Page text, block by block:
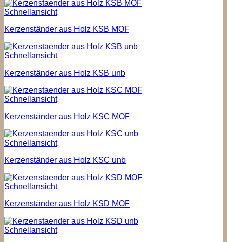
Schnellansicht
Kerzenständer aus Holz KSB MOF
Schnellansicht
Kerzenständer aus Holz KSB unb
Schnellansicht
Kerzenständer aus Holz KSC MOF
Schnellansicht
Kerzenständer aus Holz KSC unb
Schnellansicht
Kerzenständer aus Holz KSD MOF
Schnellansicht